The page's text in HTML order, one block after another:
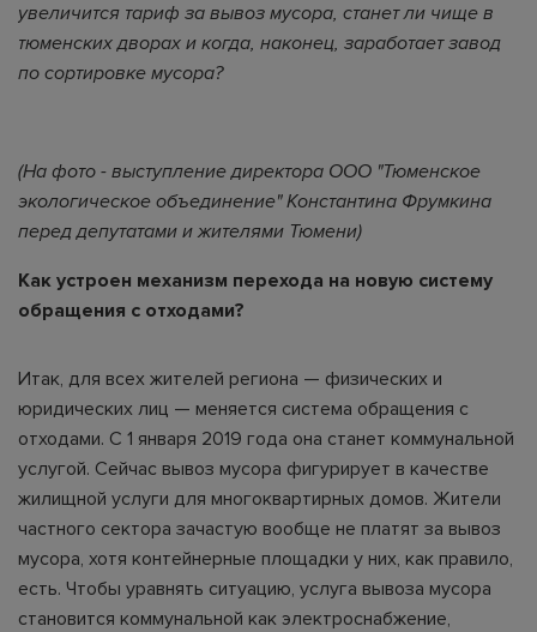
увеличится тариф за вывоз мусора, станет ли чище в
тюменских дворах и когда, наконец, заработает завод
по сортировке мусора?
(На фото - выступление директора ООО "Тюменское
экологическое объединение" Константина Фрумкина
перед депутатами и жителями Тюмени)
Как устроен механизм перехода на новую систему
обращения с отходами?
Итак, для всех жителей региона — физических и
юридических лиц — меняется система обращения с
отходами. С 1 января 2019 года она станет коммунальной
услугой. Сейчас вывоз мусора фигурирует в качестве
жилищной услуги для многоквартирных домов. Жители
частного сектора зачастую вообще не платят за вывоз
мусора, хотя контейнерные площадки у них, как правило,
есть. Чтобы уравнять ситуацию, услуга вывоза мусора
становится коммунальной как электроснабжение,